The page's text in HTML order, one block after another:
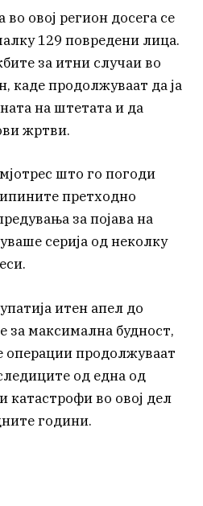
овој регион досега се
129 повредени лица.
за итни случаи во
каде продолжуваат да ја
на штетата и да
жртви.
што го погоди
претходно
за појава на
серија од неколку
итен апел до
за максимална будност,
операции продолжуваат
од една од
катастрофи во овој дел
години.